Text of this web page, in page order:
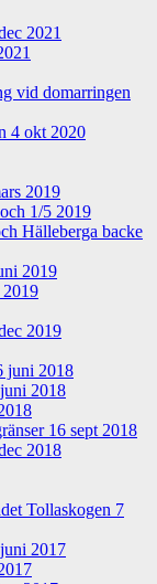
2021
vid domarringen
4 okt 2020
2019
1/5 2019
Hälleberga backe
2019
2019
2019
juni 2018
2018
16 sept 2018
2018
Tollaskogen 7
2017